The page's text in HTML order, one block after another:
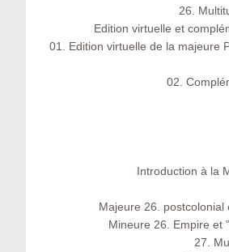
26.
Edition virtuelle et
01. Edition virtuelle de la majeure
02.
Introduction à la
Majeure 26. postcolonial
Mineure 26. Empire et
27.